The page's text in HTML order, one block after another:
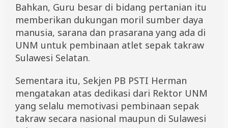
Bahkan, Guru besar di bidang pertanian itu
memberikan dukungan moril sumber daya
manusia, sarana dan prasarana yang ada di
UNM untuk pembinaan atlet sepak takraw
Sulawesi Selatan.
Sementara itu, Sekjen PB PSTI Herman
mengatakan atas dedikasi dari Rektor UNM
yang selalu memotivasi pembinaan sepak
takraw secara nasional maupun di Sulawesi